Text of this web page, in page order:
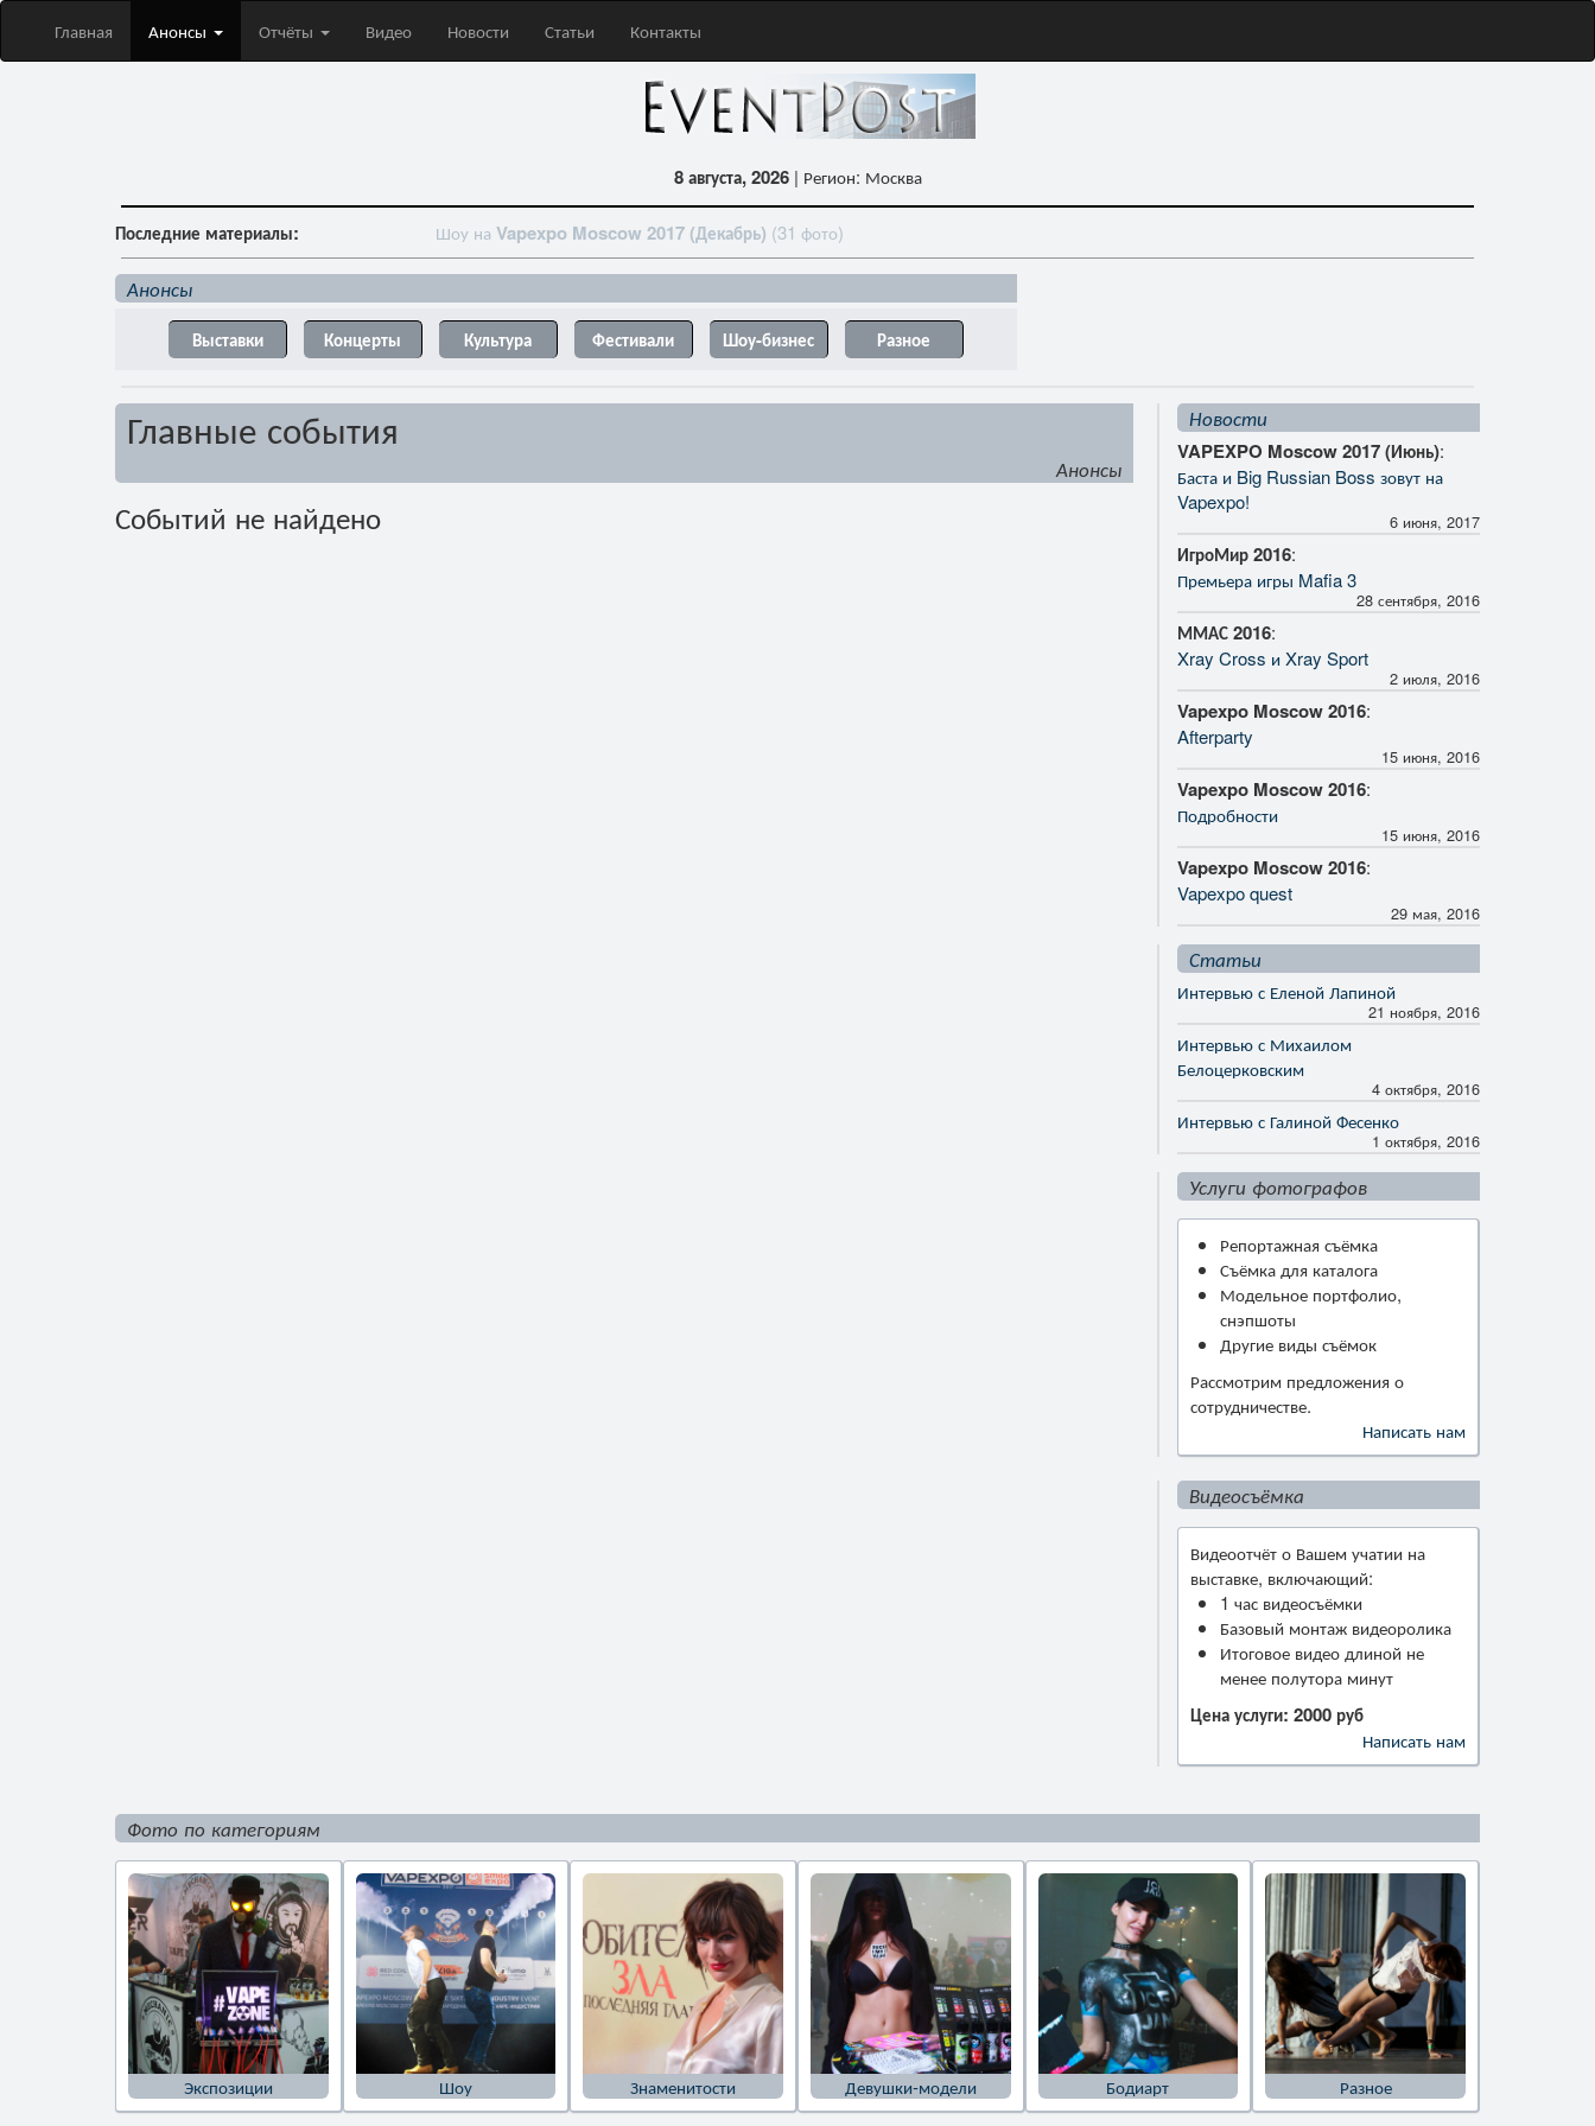
Главная Анонсы Отчёты Видео Новости Статьи Контакты
8 августа, 2026 | Регион: Москва
Последние материалы: Шоу наVapexpo Moscow 2017 (Декабрь)(31 фото)
Анонсы
Выставки Концерты Культура Фестивали Шоу-бизнес Разное
Главные события
Анонсы
Событий не найдено
Новости
VAPEXPO Moscow 2017 (Июнь):
Баста и Big Russian Boss зовут на
Vapexpo!
6 июня, 2017
ИгроМир 2016:
Премьера игры Mafia 3
28 сентября, 2016
ММАС 2016:
Xray Cross и Xray Sport
2 июля, 2016
Vapexpo Moscow 2016:
Afterparty
15 июня, 2016
Vapexpo Moscow 2016:
Подробности
15 июня, 2016
Vapexpo Moscow 2016:
Vapexpo quest
29 мая, 2016
Статьи
Интервью с Еленой Лапиной
21 ноября, 2016
Интервью с Михаилом
Белоцерковским
4 октября, 2016
Интервью с Галиной Фесенко
1 октября, 2016
Услуги фотографов
Репортажная съёмка
Съёмка для каталога
Модельное портфолио,
снэпшоты
Другие виды съёмок
Рассмотрим предложения о
сотрудничестве.
Написать нам
Видеосъёмка
Видеоотчёт о Вашем учатии на
выставке, включающий:
1 час видеосъёмки
Базовый монтаж видеоролика
Итоговое видео длиной не
менее полутора минут
Цена услуги: 2000 руб
Написать нам
Фото по категориям
Экспозиции Шоу Знаменитости Девушки-модели Бодиарт Разное